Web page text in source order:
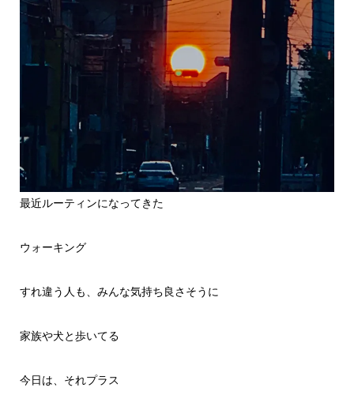
最近ルーティンになってきた
ウォーキング
すれ違う人も、みんな気持ち良さそうに
家族や犬と歩いてる
今日は、それプラス